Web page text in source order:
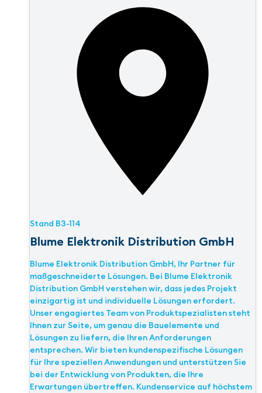
Stand B3-114
Blume Elektronik Distribution GmbH
Blume Elektronik Distribution GmbH, Ihr Partner für
maßgeschneiderte Lösungen. Bei Blume Elektronik
Distribution GmbH verstehen wir, dass jedes Projekt
einzigartig ist und individuelle Lösungen erfordert.
Unser engagiertes Team von Produktspezialisten steht
Ihnen zur Seite, um genau die Bauelemente und
Lösungen zu liefern, die Ihren Anforderungen
entsprechen. Wir bieten kundenspezifische Lösungen
für Ihre speziellen Anwendungen und unterstützen Sie
bei der Entwicklung von Produkten, die Ihre
Erwartungen übertreffen. Kundenservice auf höchstem